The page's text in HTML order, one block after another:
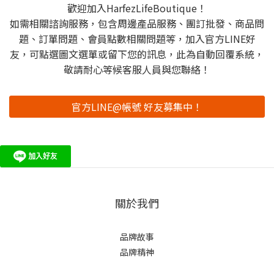
歡迎加入HarfezLifeBoutique！
如需相關諮詢服務，包含周邊產品服務、團訂批發、商品問
題、訂單問題、會員點數相關問題等，加入官方LINE好
友，可點選圖文選單或留下您的訊息，此為自動回覆系統，
敬請耐心等候客服人員與您聯絡！
官方LINE@帳號 好友募集中！
關於我們
品牌故事
品牌精神